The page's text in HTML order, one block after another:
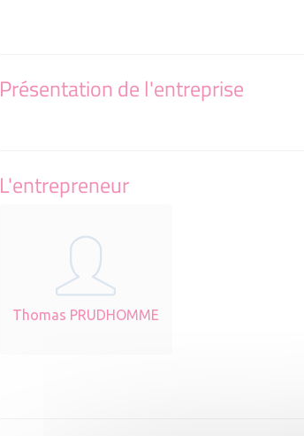
Présentation de l'entreprise
L'entrepreneur
Thomas PRUDHOMME